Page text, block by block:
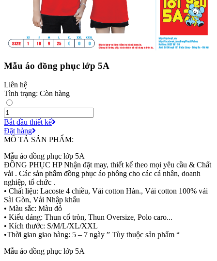
Mẫu áo đồng phục lớp 5A
Liên hệ
Tình trạng: Còn hàng
Bắt đầu thiết kế
Đặt hàng
MÔ TẢ SẢN PHẨM:
Mẫu áo đồng phục lớp 5A
ĐỒNG PHỤC HP Nhận đặt may, thiết kế theo mọi yêu cầu & Chất
vải . Các sản phẩm đồng phục áo phông cho các cá nhân, doanh
nghiệp, tổ chức .
• Chất liệu: Lacoste 4 chiều, Vải cotton Hàn., Vải cotton 100% vải
Sài Gòn, Vải Nhập khẩu
• Màu sắc: Màu đỏ
• Kiểu dáng: Thun cổ tròn, Thun Oversize, Polo caro...
• Kích thước: S/M/L/XL/XXL
•Thời gian giao hàng: 5 – 7 ngày ” Tùy thuộc sản phẩm “
Mẫu áo đồng phục lớp 5A